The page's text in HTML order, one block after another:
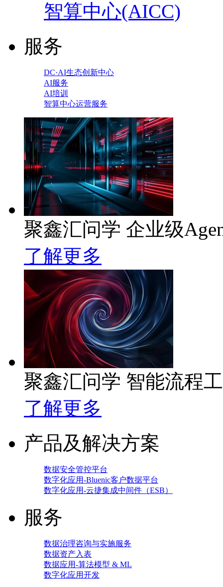
智算中心(AICC)
服务
DC·AI生态创新中心
AI服务
AI培训
智算中心运营服务
聚鑫汇问学 企业级
了解更多
聚鑫汇问学 智能流程
了解更多
产品及解决方案
数据安全管控平台
数字化应用-Bluenic客户数据平台
数字化应用-云捷集成中间件（ESB）
服务
数据治理咨询与实施服务
数据资产入表
数据应用-算法模型 & ML
数字化应用开发